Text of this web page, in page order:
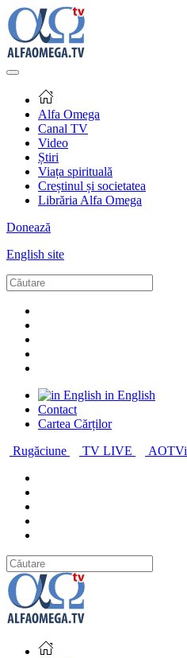
Alfa Omega
Canal TV
Video
Știri
Viața spirituală
Creștinul și societatea
Librăria Alfa Omega
Donează
English site
in English
Contact
Cartea Cărților
Rugăciune
TV LIVE AOTVi